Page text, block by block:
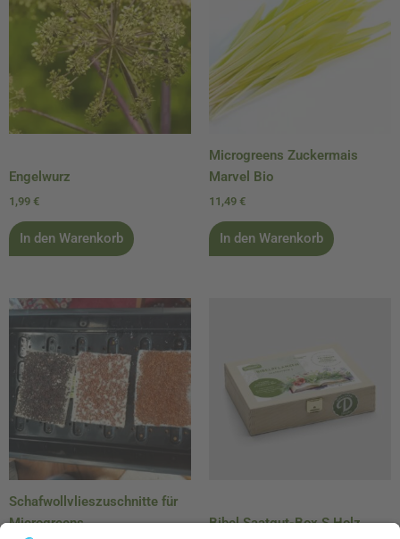
Engelwurz
1,99 €
In den Warenkorb
Microgreens Zuckermais
Marvel Bio
11,49 €
In den Warenkorb
Schafwollvlieszuschnitte für
Microgreens
Bibel Saatgut-Box S Holz